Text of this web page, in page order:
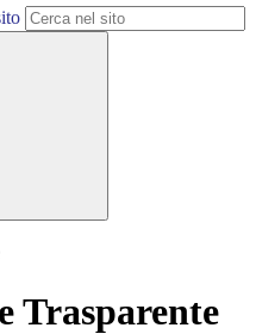
Trasparente